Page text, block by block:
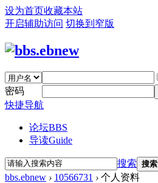
设为首页收藏本站
开启辅助访问 切换到窄版
密码
快捷导航
论坛BBS
导读Guide
搜索 搜索
bbs.ebnew › 10566731 › 个人资料